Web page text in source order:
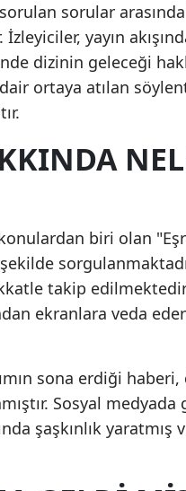
Eskişehir
Gaziantep
Giresun
Hakkari
Isparta
Mersin
İstanbul
Kars
Kastamonu
sorular
yayın
dizinin geleceği
ortaya atılan
biri olan
takip
ekranlara veda
sona erdiği
Sosyal
şaşkınlık yaratmış